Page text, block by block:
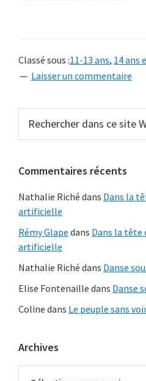
à
des
Classé sous :11-13 ans, 14 ans
Laisser un commentaire
Barre
latérale
dans
ce
Web
Commentaires récents
Nathalie Riché dans Dans la
artificielle
Rémy Glape dans Dans la tête
artificielle
Nathalie Riché dans Danse
Elise Fontenaille dans Danse
Coline dans Le peuple sans
Archives